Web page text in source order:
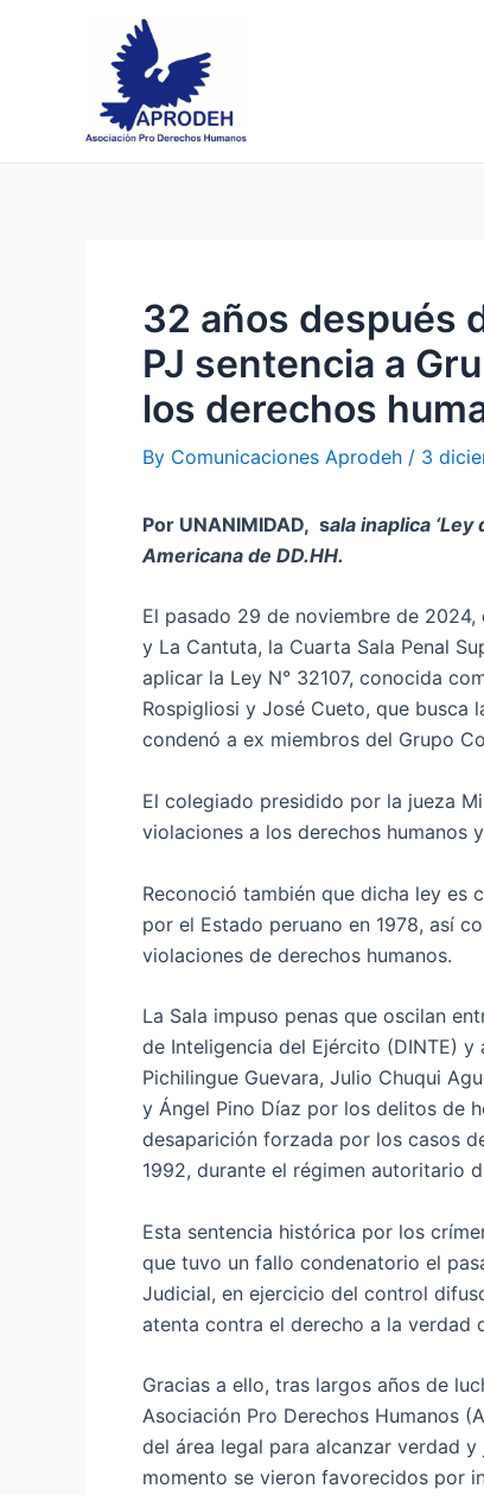
32 años después
PJ sentencia a
los derechos
By Comunicaciones Aprodeh / 3
Por UNANIMIDAD, sala inaplica
Americana de DD.HH.
El pasado 29 de noviembre de
y La Cantuta, la Cuarta Sala Penal
aplicar la Ley N° 32107, conocida
Rospigliosi y José Cueto, que busca
condenó a ex miembros del Grupo
El colegiado presidido por la jueza
violaciones a los derechos humanos
Reconoció también que dicha ley es
por el Estado peruano en 1978, así
violaciones de derechos humanos.
La Sala impuso penas que oscilan
de Inteligencia del Ejército (DINTE)
Pichilingue Guevara, Julio Chuqui
y Ángel Pino Díaz por los delitos de
desaparición forzada por los casos
1992, durante el régimen autoritario
Esta sentencia histórica por los
que tuvo un fallo condenatorio el
Judicial, en ejercicio del control
atenta contra el derecho a la verdad
Gracias a ello, tras largos años de
Asociación Pro Derechos Humanos
del área legal para alcanzar verdad
momento se vieron favorecidos por
navigation